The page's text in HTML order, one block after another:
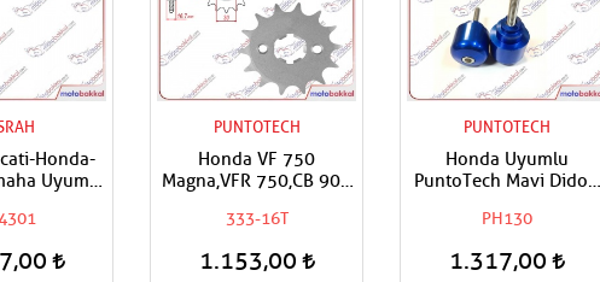
Honda-
Uyumlu
PUNTOTECH
Honda VF 750
Magna,VFR 750,CB 900
1000,CBF 1000,CBR
1000,Fire Storm
333-16T
1.153,00
PUNTOTECH
Honda Uyumlu
PuntoTech Mavi Didon
PH130
1.317,00